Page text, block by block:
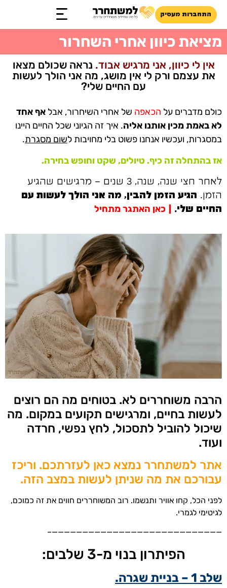
התחברות מעסיק
מציאת כיוון אחרי השחרור
אין לי כיוון, אני מרגיש אבוד. נראה שכולם מצאו
את עצמם ורק לי אין מושג, מה אני הולך לעשות
עם החיים שלי?
כולם מדברים על הכאפה של אחרי השיחרור, אבל אף אחד
לא באמת מכין אותנו אליה. איך זה הגיוני שכל החיים היינו
במסגרות, ועכשיו אנחנו פשוט בלי מחויבות לשום מסגרת.
אז בהתחלה זה כיף. טיולים, שקט וחופש בחירה.
לאחר חצי שנה, שנה, 3 שנים – מרגישים שהגיע
הזמן. הגיע הזמן להבין, מה אני הולך לעשות עם
החיים שלי.
כאן האתגר מתחיל
הרבה משוחררים לא. בטוחים מה הם רוצים
לעשות בחיים, ומרגישים תקועים במקום. מה
שיכול להוביל לתסכול, לחץ נפשי, חרדה
ועוד.
אתר למשתחרר נמצא כאן לעזרתכם. וריכז
עבורכם את מה שניתן לעשות במצב הזה.
לפני הכל, קחו אוויר ותנשמו. רוב המשוחררים חווים את זה כמוכם,
לגיטימי לגמרי.
————————————————————————————–
הפיתרון בנוי מ-3 שלבים:
שלב 1 – בניית שגרה.